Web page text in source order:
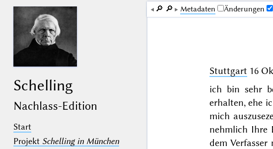
Schelling
Nachlass-Edition
Start
Projekt Schelling in München
🔎︎ 🔎︎ Me­ta­da­ten Änderungen
Stuttgart 16
ich bin sehr
erhalten, ehe
mich
nehmlich Ihre
dem